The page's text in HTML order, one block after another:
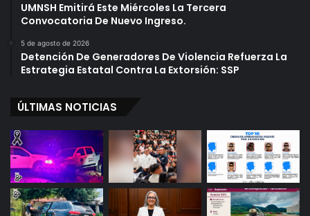
UMNSH Emitirá Este Miércoles La Tercera
Convocatoria De Nuevo Ingreso.
5 de agosto de 2026
Detención De Generadores De Violencia Refuerza La
Estrategia Estatal Contra La Extorsión: SSP
ÚLTIMAS NOTICIAS